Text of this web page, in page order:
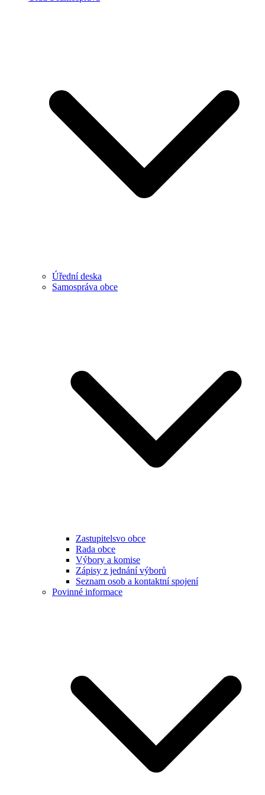
Úřední deska
Samospráva obce
Zastupitelsvo obce
Rada obce
Výbory a komise
Zápisy z jednání výborů
Seznam osob a kontaktní spojení
Povinné informace